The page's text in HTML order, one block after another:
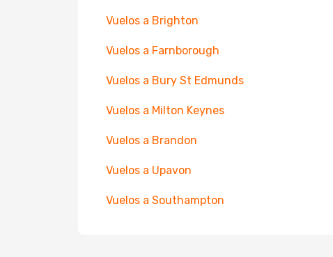
Vuelos a Brighton
Vuelos a Farnborough
Vuelos a Bury St Edmunds
Vuelos a Milton Keynes
Vuelos a Brandon
Vuelos a Upavon
Vuelos a Southampton